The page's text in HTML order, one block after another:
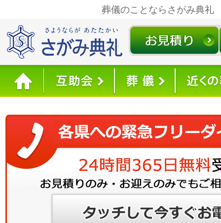
葬儀のことならさがみ典礼